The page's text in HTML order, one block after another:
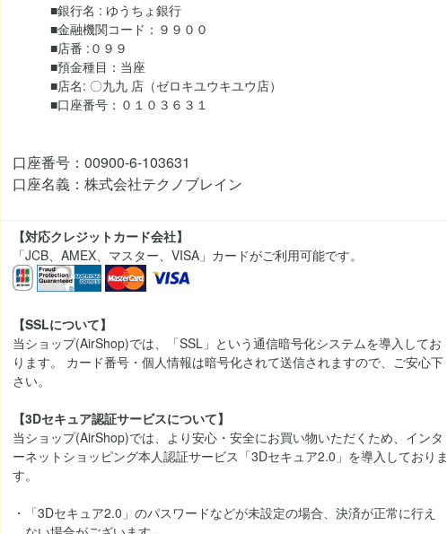
■銀行名 : ゆうちょ銀行
■金融機関コード：９９００
■店番 :０９９
■預金種目：当座
■店名: 〇九九 店（ゼロキユウキユウ店）
■口座番号：０１０３６３１
口座番号：00900-6-103631
口座名義：株式会社テクノブレイン
【対応クレジットカード会社】
「JCB、AMEX、マスター、VISA」カードがご利用可能です。
【SSLについて】
当ショップ(AirShop)では、「SSL」という通信暗号化システムを導入してお
ります。 カード番号・個人情報は暗号化されて送信されますので、ご安心下
さい。
【3Dセキュア認証サービスについて】
当ショップ(AirShop)では、より安心・安全にお買い物いただくため、インタ
ーネットショッピング本人認証サービス「3Dセキュア2.0」を導入しておりま
す。
・「3Dセキュア2.0」のパスワードなどが未設定の場合、決済が正常に行え